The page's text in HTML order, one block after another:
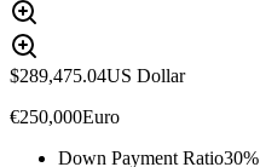
$289,475.04US Dollar
€250,000Euro
Down Payment Ratio30%